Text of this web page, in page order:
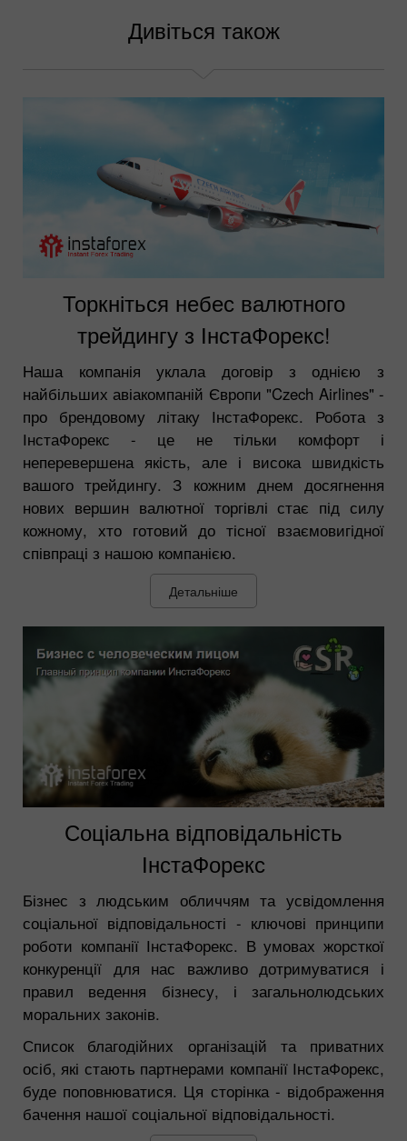
Дивіться також
Торкніться небес валютного
трейдингу з ІнстаФорекс!
Наша компанія уклала договір з однією з
найбільших авіакомпаній Європи "Czech Airlines" -
про брендовому літаку ІнстаФорекс. Робота з
ІнстаФорекс - це не тільки комфорт і
неперевершена якість, але і висока швидкість
вашого трейдингу. З кожним днем досягнення
нових вершин валютної торгівлі стає під силу
кожному, хто готовий до тісної взаємовигідної
співпраці з нашою компанією.
Детальніше
Соціальна відповідальність
ІнстаФорекс
Бізнес з людським обличчям та усвідомлення
соціальної відповідальності - ключові принципи
роботи компанії ІнстаФорекс. В умовах жорсткої
конкуренції для нас важливо дотримуватися і
правил ведення бізнесу, і загальнолюдських
моральних законів.
Список благодійних організацій та приватних
осіб, які стають партнерами компанії ІнстаФорекс,
буде поповнюватися. Ця сторінка - відображення
бачення нашої соціальної відповідальності.